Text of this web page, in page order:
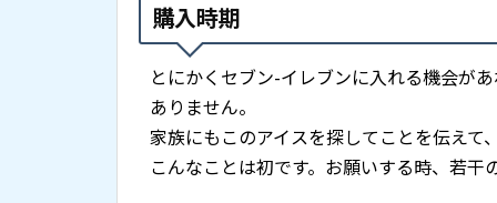
購入時期
とにかくセブン-イレブンに入れる機会が
ありません。
家族にもこのアイスを探してことを伝えて
こんなことは初です。お願いする時、若干